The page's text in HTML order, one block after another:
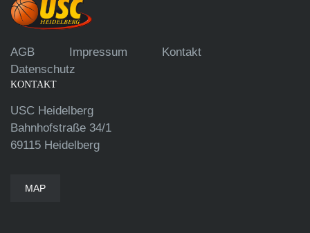
AGB Impressum
Kontakt
Datenschutz
KONTAKT
USC Heidelberg
Bahnhofstraße 34/1
69115 Heidelberg
MAP